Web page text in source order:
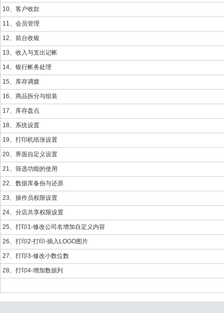
10、客户收款
11、会员管理
12、前台收银
13、收入与支出记帐
14、银行帐务处理
15、库存调拨
16、商品拆分与组装
17、库存盘点
18、系统设置
19、打印机纸张设置
20、界面自定义设置
21、筛选功能的使用
22、数据库备份与还原
23、操作员权限设置
24、分店共享权限设置
25、打印1-修改公司名增加自定义内容
26、打印2-打印-插入LOGO图片
27、打印3-修改小数位数
28、打印4-增加数据列